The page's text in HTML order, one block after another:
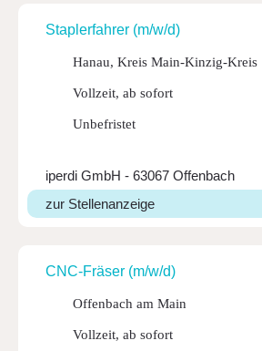
Stap­ler­fahrer (m/w/d)
Hanau, Kreis Main-Kinzig-Kreis
Vollzeit, ab sofort
Unbefristet
iperdi GmbH - 63067 Offenbach
zur Stellenanzeige
CNC-Fräser (m/w/d)
Offenbach am Main
Vollzeit, ab sofort